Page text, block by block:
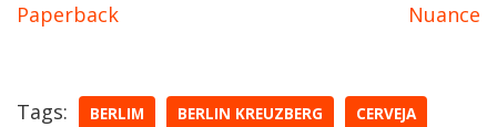
Paperback Nuance
Tags: BERLIM BERLIN KREUZBERG CERVEJA